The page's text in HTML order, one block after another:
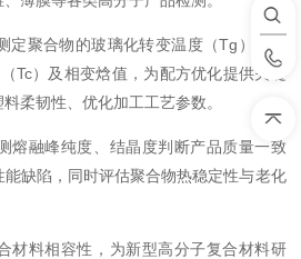
定聚合物的玻璃化转变温度（Tg）、熔
Tc）及相变焓值，为配方优化提供关键
柔韧性、优化加工工艺参数。
熔融峰纯度、结晶度判断产品质量一致
缺陷，同时评估聚合物热稳定性与老化
材料相容性，为新型高分子复合材料研